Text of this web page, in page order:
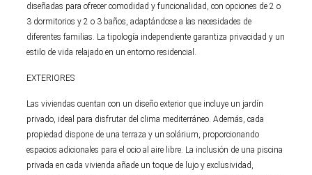
diseñadas para ofrecer comodidad y funcionalidad, con opciones de 2 o
3 dormitorios y 2 o 3 baños, adaptándose a las necesidades de
diferentes familias. La tipología independiente garantiza privacidad y un
estilo de vida relajado en un entorno residencial.
EXTERIORES
Las viviendas cuentan con un diseño exterior que incluye un jardín
privado, ideal para disfrutar del clima mediterráneo. Además, cada
propiedad dispone de una terraza y un solárium, proporcionando
espacios adicionales para el ocio al aire libre. La inclusión de una piscina
privada en cada vivienda añade un toque de lujo y exclusividad,